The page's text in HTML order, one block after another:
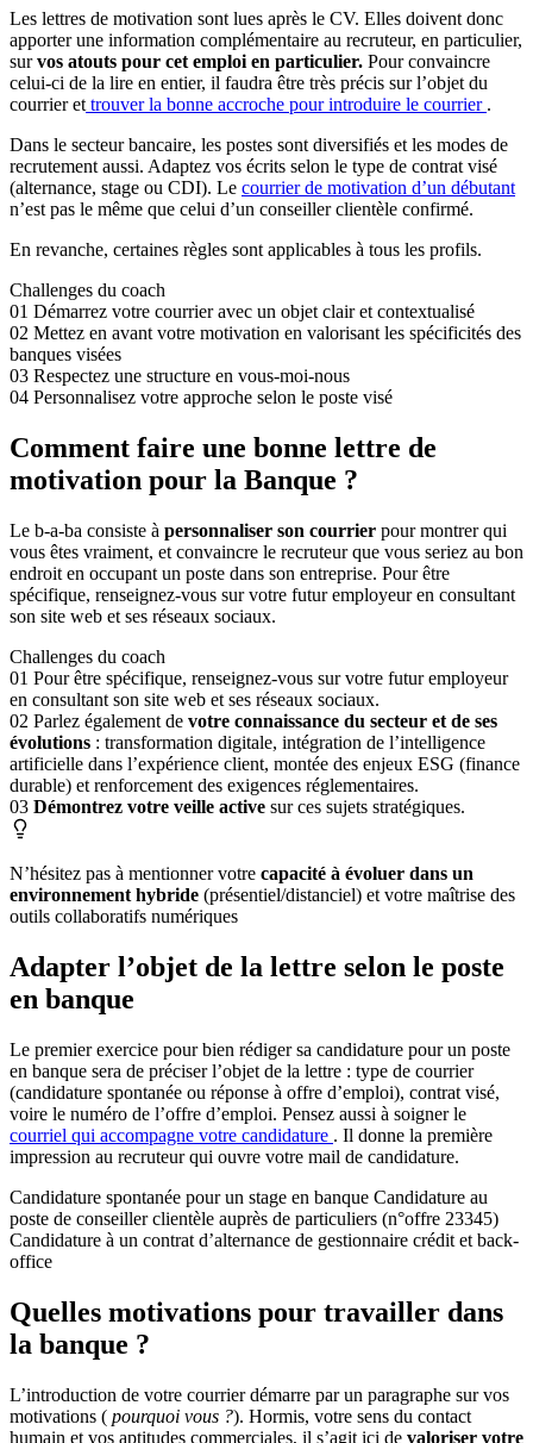
Les lettres de motivation sont lues après le CV. Elles doivent donc
apporter une information complémentaire au recruteur, en particulier,
survos atouts pour cet emploi en particulier. Pour convaincre
celui-ci de la lire en entier, il faudra être très précis sur l’objet du
courrier et trouver la bonne accroche pour introduire le courrier .
Dans le secteur bancaire, les postes sont diversifiés et les modes de
recrutement aussi. Adaptez vos écrits selon le type de contrat visé
(alternance, stage ou CDI). Le courrier de motivation d’un débutant
n’est pas le même que celui d’un conseiller clientèle confirmé.
En revanche, certaines règles sont applicables à tous les profils.
Challenges du coach
01 Démarrez votre courrier avec un objet clair et contextualisé
02 Mettez en avant votre motivation en valorisant les spécificités des
banques visées
03 Respectez une structure en vous-moi-nous
04 Personnalisez votre approche selon le poste visé
Comment faire une bonne lettre de
motivation pour la Banque ?
Le b-a-ba consiste à personnaliser son courrier pour montrer qui
vous êtes vraiment, et convaincre le recruteur que vous seriez au bon
endroit en occupant un poste dans son entreprise. Pour être
spécifique, renseignez-vous sur votre futur employeur en consultant
son site web et ses réseaux sociaux.
Challenges du coach
01 Pour être spécifique, renseignez-vous sur votre futur employeur
en consultant son site web et ses réseaux sociaux.
02 Parlez également de votre connaissance du secteur et de ses
évolutions : transformation digitale, intégration de l’intelligence
artificielle dans l’expérience client, montée des enjeux ESG (finance
durable) et renforcement des exigences réglementaires.
03 Démontrez votre veille active sur ces sujets stratégiques.
N’hésitez pas à mentionner votre capacité à évoluer dans un
environnement hybride (présentiel/distanciel) et votre maîtrise des
outils collaboratifs numériques
Adapter l’objet de la lettre selon le poste
en banque
Le premier exercice pour bien rédiger sa candidature pour un poste
en banque sera de préciser l’objet de la lettre : type de courrier
(candidature spontanée ou réponse à offre d’emploi), contrat visé,
voire le numéro de l’offre d’emploi. Pensez aussi à soigner le
courriel qui accompagne votre candidature . Il donne la première
impression au recruteur qui ouvre votre mail de candidature.
Candidature spontanée pour un stage en banque Candidature au
poste de conseiller clientèle auprès de particuliers (n°offre 23345)
Candidature à un contrat d’alternance de gestionnaire crédit et back-
office
Quelles motivations pour travailler dans
la banque ?
L’introduction de votre courrier démarre par un paragraphe sur vos
motivations ( pourquoi vous ?). Hormis, votre sens du contact
humain et vos aptitudes commerciales, il s’agit ici de valoriser votre